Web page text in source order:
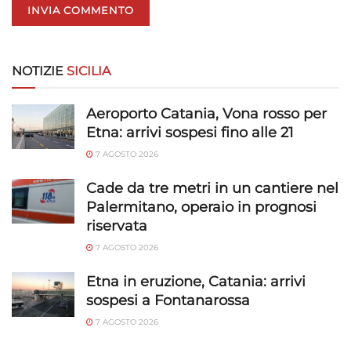
NOTIZIE SICILIA
Aeroporto Catania, Vona rosso per
Etna: arrivi sospesi fino alle 21
7 AGOSTO 2026
Cade da tre metri in un cantiere nel
Palermitano, operaio in prognosi
riservata
7 AGOSTO 2026
Etna in eruzione, Catania: arrivi
sospesi a Fontanarossa
7 AGOSTO 2026